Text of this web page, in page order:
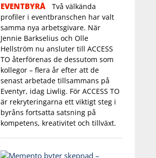
EVENTBYRÅ
Två välkända
profiler i eventbranschen har valt
samma nya arbetsgivare. När
Jennie Barkselius och Olle
Hellström nu ansluter till ACCESS
TO återförenas de dessutom som
kollegor – flera år efter att de
senast arbetade tillsammans på
Eventyr, idag Liwlig. För ACCESS TO
är rekryteringarna ett viktigt steg i
byråns fortsatta satsning på
kompetens, kreativitet och tillväxt.